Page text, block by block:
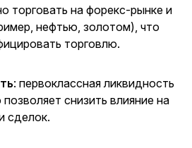
торговать на форекс-рынке и
нефтью, золотом), что
торговлю.
: первоклассная ликвидность
снизить влияние на
сделок.